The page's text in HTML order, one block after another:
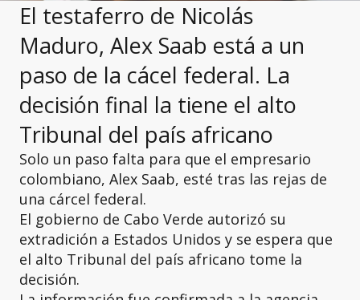
El testaferro de Nicolás
Maduro, Alex Saab está a un
paso de la cácel federal. La
decisión final la tiene el alto
Tribunal del país africano
Solo un paso falta para que el empresario
colombiano, Alex Saab, esté tras las rejas de
una cárcel federal.
El gobierno de Cabo Verde autorizó su
extradición a Estados Unidos y se espera que
el alto Tribunal del país africano tome la
decisión.